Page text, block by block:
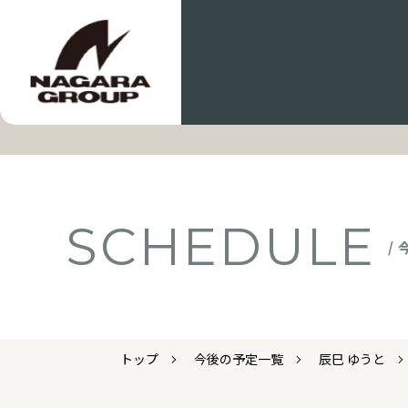
SCHEDULE /
トップ 今後の予定一覧 辰巳 ゆうと